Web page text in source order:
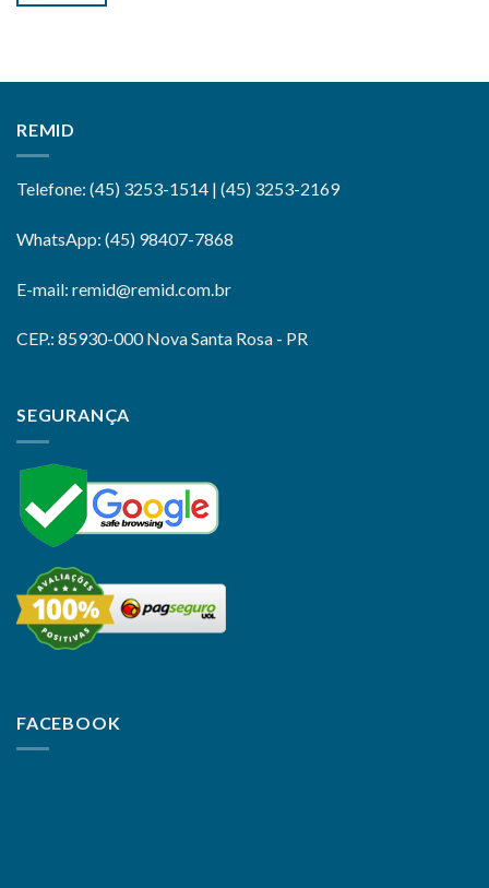
REMID
Telefone: (45) 3253-1514 | (45) 3253-2169
WhatsApp: (45) 98407-7868
E-mail: remid@remid.com.br
CEP.: 85930-000 Nova Santa Rosa - PR
SEGURANÇA
FACEBOOK